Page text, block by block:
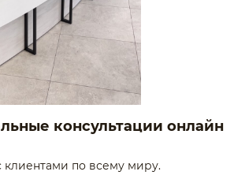
консультации онлайн
по всему миру.